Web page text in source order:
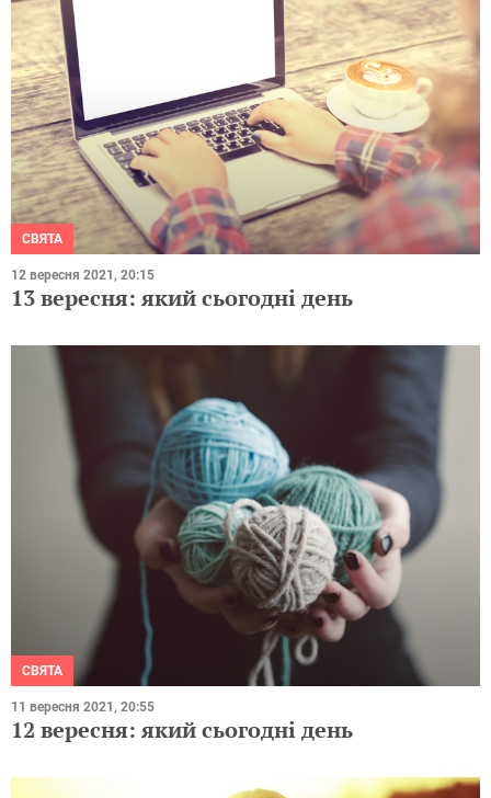
СВЯТА
12 вересня 2021, 20:15
13 вересня: який сьогодні день
СВЯТА
11 вересня 2021, 20:55
12 вересня: який сьогодні день